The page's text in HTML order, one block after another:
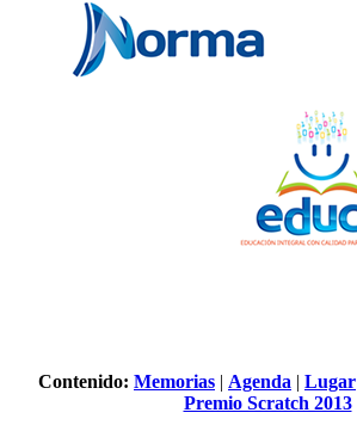
Contenido: Memorias | Agenda | Lugar
Premio Scratch 2013